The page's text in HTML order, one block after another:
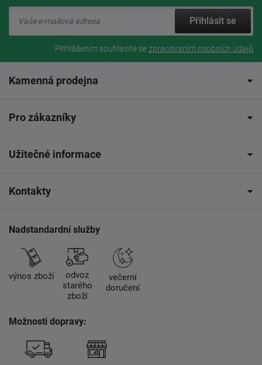
Přihlásit se
Přihlášením souhlasíte sezpracovaním osobních údajů
Kamenná prodejna
Pro zákazníky
Užitečné informace
Kontakty
Nadstandardní služby
výnos zboží
odvoz
starého
zboží
večerní
doručení
Možnosti dopravy: